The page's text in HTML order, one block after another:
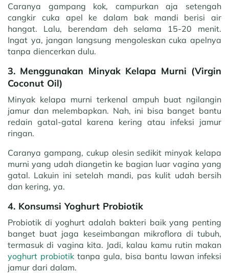
Caranya gampang kok, campurkan aja setengah
cangkir cuka apel ke dalam bak mandi berisi air
hangat. Lalu, berendam deh selama 15-20 menit.
Ingat ya, jangan langsung mengoleskan cuka apelnya
tanpa diencerkan dulu.
3. Menggunakan Minyak Kelapa Murni (Virgin
Coconut Oil)
Minyak kelapa murni terkenal ampuh buat ngilangin
jamur dan melembapkan. Nah, ini bisa banget bantu
redain gatal-gatal karena kering atau infeksi jamur
ringan.
Caranya gampang, cukup olesin sedikit minyak kelapa
murni yang udah diangetin ke bagian luar vagina yang
gatal. Lakuin ini setelah mandi, pas kulit udah bersih
dan kering, ya.
4. Konsumsi Yoghurt Probiotik
Probiotik di yoghurt adalah bakteri baik yang penting
banget buat jaga keseimbangan mikroflora di tubuh,
termasuk di vagina kita. Jadi, kalau kamu rutin makan
yoghurt probiotik tanpa gula, bisa bantu lawan infeksi
jamur dari dalam.